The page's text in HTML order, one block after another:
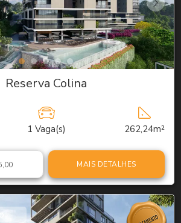
Reserva Colina
1 Vaga(s) 262,24m²
MAIS DETALHES